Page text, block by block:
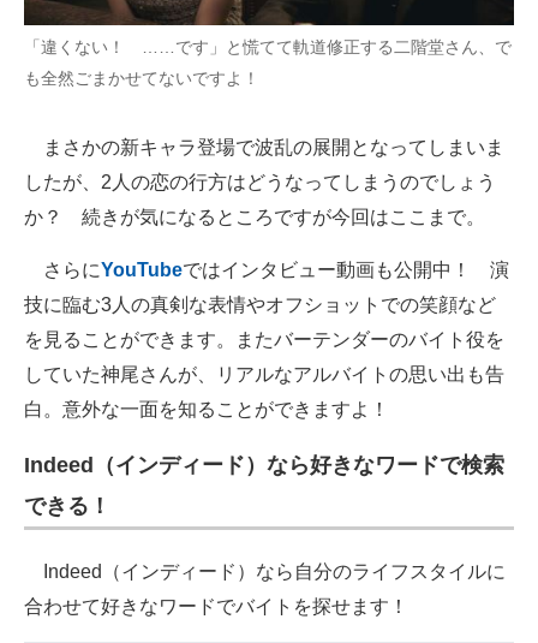
「違くない！ ……です」と慌てて軌道修正する二階堂さん、で
も全然ごまかせてないですよ！
まさかの新キャラ登場で波乱の展開となってしまいま
したが、2人の恋の行方はどうなってしまうのでしょう
か？ 続きが気になるところですが今回はここまで。
さらにYouTubeではインタビュー動画も公開中！ 演
技に臨む3人の真剣な表情やオフショットでの笑顔など
を見ることができます。またバーテンダーのバイト役を
していた神尾さんが、リアルなアルバイトの思い出も告
白。意外な一面を知ることができますよ！
Indeed（インディード）なら好きなワードで検索
できる！
Indeed（インディード）なら自分のライフスタイルに
合わせて好きなワードでバイトを探せます！